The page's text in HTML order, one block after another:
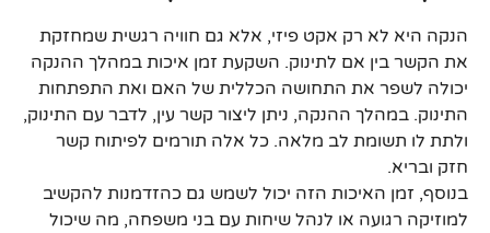
הנקה היא לא רק אקט פיזי, אלא גם חוויה רגשית שמחזקת
את הקשר בין אם לתינוק. השקעת זמן איכות במהלך ההנקה
יכולה לשפר את התחושה הכללית של האם ואת התפתחות
התינוק. במהלך ההנקה, ניתן ליצור קשר עין, לדבר עם התינוק,
ולתת לו תשומת לב מלאה. כל אלה תורמים לפיתוח קשר
חזק ובריא.
בנוסף, זמן האיכות הזה יכול לשמש גם כהזדמנות להקשיב
למוזיקה רגועה או לנהל שיחות עם בני משפחה, מה שיכול